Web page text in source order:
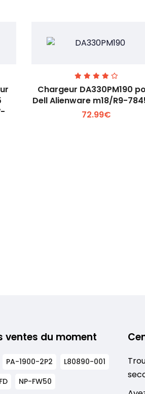
Voir plus +
Chargeur DA330PM190
Dell Alienware m18/R9-
72.99€
ventes du moment
PA-1900-2P2
L80890-001
NP-FW50